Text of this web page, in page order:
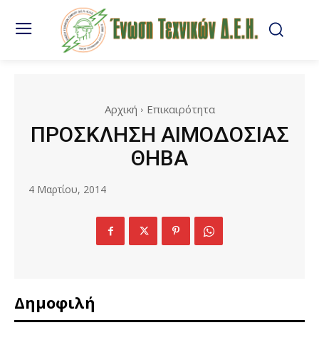
Αρχική Επικαιρότητα
ΠΡΟΣΚΛΗΣΗ ΑΙΜΟΔΟΣΙΑΣ
ΘΗΒΑ
4 Μαρτίου, 2014
Δημοφιλή